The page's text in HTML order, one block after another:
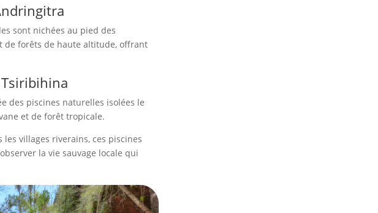
sont nichées au pied des
de forêts de haute altitude, offrant
des piscines naturelles isolées le
et de forêt tropicale.
villages riverains, ces piscines
la vie sauvage locale qui